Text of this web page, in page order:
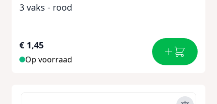
3 vaks - rood
€ 1,45
Op voorraad